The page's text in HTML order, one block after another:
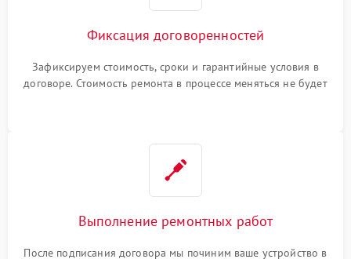
Фиксация договоренностей
Зафиксируем стоимость, сроки и гарантийные условия в
договоре. Стоимость ремонта в процессе меняться не будет
Выполнение ремонтных работ
После подписания договора мы починим ваше устройство в